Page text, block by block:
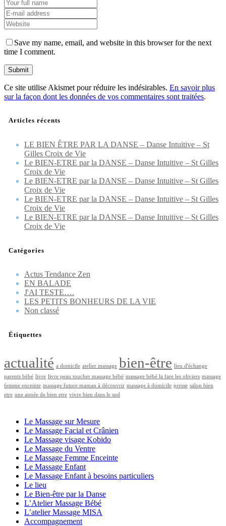
Save my name, email, and website in this browser for the next
time I comment.
Ce site utilise Akismet pour réduire les indésirables. En savoir plus
sur la façon dont les données de vos commentaires sont traitées.
Articles récents
LE BIEN ÊTRE PAR LA DANSE – Danse Intuitive – St
Gilles Croix de Vie
Le BIEN-ETRE par la DANSE – Danse Intuitive – St Gilles
Croix de Vie
Le BIEN-ETRE par la DANSE – Danse Intuitive – St Gilles
Croix de Vie
Le BIEN-ETRE par la DANSE – Danse Intuitive – St Gilles
Croix de Vie
Le BIEN-ETRE par la DANSE – Danse Intuitive – St Gilles
Croix de Vie
Catégories
Actus Tendance Zen
EN BALADE
J'AI TESTE….
LES PETITS BONHEURS DE LA VIE
Non classé
Étiquettes
actualité a domicile atelier massage bien-être lieu d'échange
parents bébé livre livre peau toucher massage bébé massage bébé la fare les oliviers massage
femme enceinte massage future maman à découvrir massage à domicile presse salon bien
etre une année de bien etre vivre bien dans le sud
Le Massage sur Mesure
Le Massage Facial et Crânien
Le Massage visage Kobido
Le Massage du Ventre
Le Massage Femme Enceinte
Le Massage Enfant
Le Massage Enfant à besoins particuliers
Le lieu
Le Bien-être par la Danse
L’Atelier Massage Bébé
L’atelier Massage MISA
Accompagnement